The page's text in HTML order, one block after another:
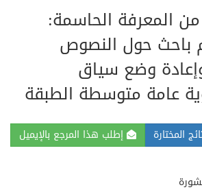
المعرفة الحاسمة:
باحث حول النصوص
وضع سياق
عامة متوسطة الطبقة
المختارة إطلب هذا المرجع بالإيميل